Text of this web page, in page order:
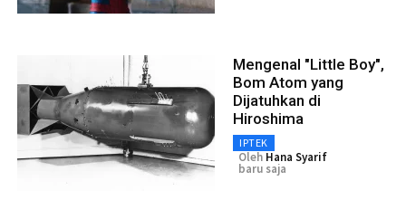
Mengenal "Little Boy",
Bom Atom yang
Dijatuhkan di
Hiroshima
IPTEK
Oleh Hana Syarif
baru saja